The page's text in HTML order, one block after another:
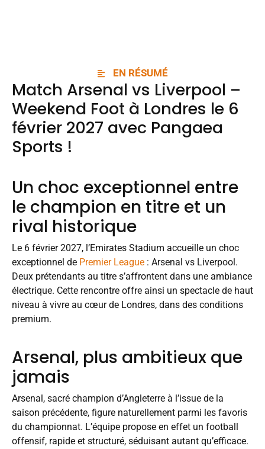
EN RÉSUMÉ
Match Arsenal vs Liverpool –
Weekend Foot à Londres le 6
février 2027 avec Pangaea
Sports !
Un choc exceptionnel entre
le champion en titre et un
rival historique
Le 6 février 2027, l’Emirates Stadium accueille un choc
exceptionnel de Premier League: Arsenal vs Liverpool.
Deux prétendants au titre s’affrontent dans une ambiance
électrique. Cette rencontre offre ainsi un spectacle de haut
niveau à vivre au cœur de Londres, dans des conditions
premium.
Arsenal, plus ambitieux que
jamais
Arsenal, sacré champion d’Angleterre à l’issue de la
saison précédente, figure naturellement parmi les favoris
du championnat. L’équipe propose en effet un football
offensif, rapide et structuré, séduisant autant qu’efficace.